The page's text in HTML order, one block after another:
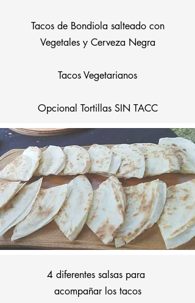
Tacos de Bondiola salteado con
Vegetales y Cerveza Negra
Tacos Vegetarianos
​Opcional Tortillas SIN TACC
4 diferentes salsas para
acompañar los tacos